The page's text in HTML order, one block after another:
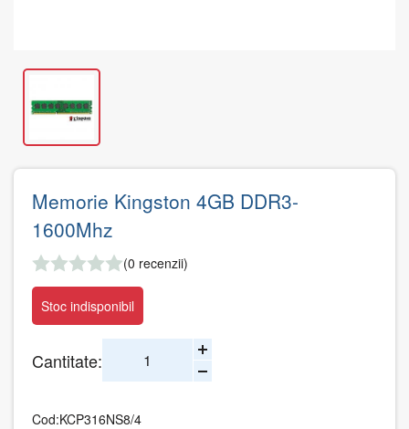
Memorie Kingston 4GB DDR3-
1600Mhz
(0 recenzii)
Stoc indisponibil
Cantitate:
Cod:KCP316NS8/4